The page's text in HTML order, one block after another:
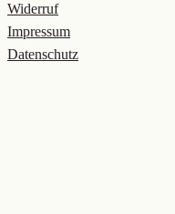
Widerruf
Impressum
Datenschutz